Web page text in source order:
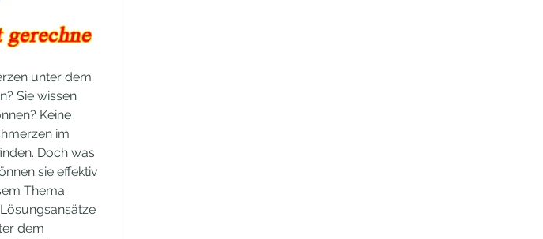
unter dem
Sie wissen
Keine
im
Doch was
sie effektiv
Thema
dem